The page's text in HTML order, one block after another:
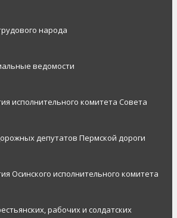
народа
ведомости
исполнительного комитета Совета
депутатов Пермской дороги
Осинского исполнительного комитета
рабочих и солдатских